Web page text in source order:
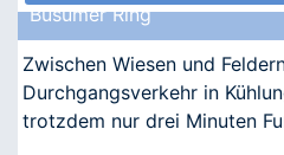
Büsumer Ring
Zwischen Wiesen und
Durchgangsverkehr in
trotzdem nur drei Minuten